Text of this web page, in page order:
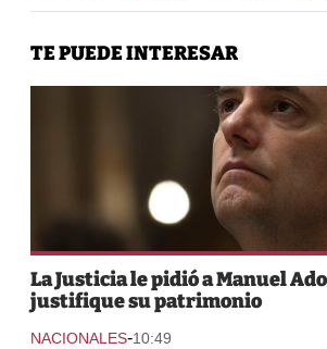
TE PUEDE INTERESAR
La Justicia le pidió a Manuel
justifique su patrimonio
NACIONALES-10:49